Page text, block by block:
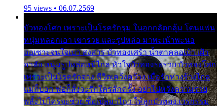
95 views • 06.07.2569
บัวทองโศก เพราะเป็นโรครักรุม ในอกกลัดกลุ้ม โดนแฟน
หนุ่มหลอกเอา เขารวย และรูปหล่อ มาพะเน้าพะนอ
ออเซาะจนใจเบา สงสาร บัวทองเศร้า น้ำตาคลอเบ้า เฝ้า
อาลัย หนุ่มรูปหล่อหนีไกล หัวใจบัวทองระรวย บัวทองโศก
เพราะเป็นโรครักจาง ชีวิตเคว้งคว้าง เมื่อรักห่างร้างไกล
แม่ก็บอก พ่อก็สั่งจะรักใครสักครั้ง อย่าไปหวังความรวย
พลั้งไปใครจะช่วย ซื้อเปลมาไกว ให้ลูกบัวทอง เวรกรรม